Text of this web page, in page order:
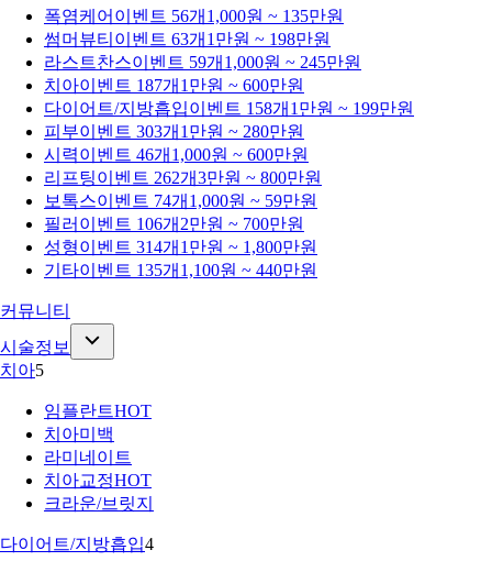
폭염케어 이벤트 56개 1,000원 ~ 135만원
썸머뷰티 이벤트 63개 1만원 ~ 198만원
라스트찬스이벤트 59개 1,000원 ~ 245만원
치아이벤트 187개 1만원 ~ 600만원
다이어트/지방흡입이벤트 158개 1만원 ~ 199만원
피부이벤트 303개 1만원 ~ 280만원
시력이벤트 46개 1,000원 ~ 600만원
리프팅이벤트 262개3만원 ~ 800만원
보톡스이벤트 74개 1,000원 ~ 59만원
필러 이벤트 106개 2만원 ~ 700만원
성형이벤트 314개 1만원 ~ 1,800만원
기타이벤트 135개 1,100원 ~ 440만원
커뮤니티
시술정보
치아5
임플란트HOT
치아미백
라미네이트
치아교정HOT
크라운/브릿지
다이어트/지방흡입4